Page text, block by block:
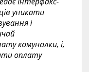
уникати
і
комуналки, і,
оплату